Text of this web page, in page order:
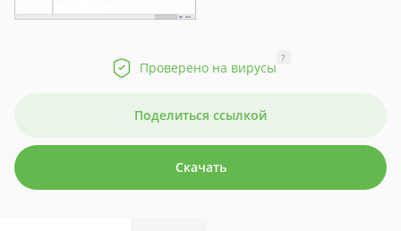
Проверено на вирусы
?
Поделиться ссылкой
Скачать